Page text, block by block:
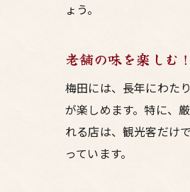
ょう。
老舗の味を楽しむ
梅田には、長年にわた
が楽しめます。特に、
れる店は、観光客だけ
っています。